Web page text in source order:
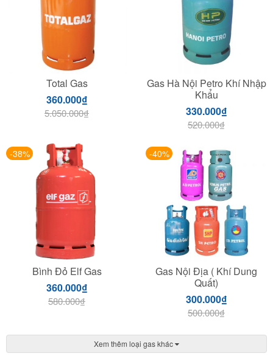
Total Gas
5.050.000₫
360.000₫
Gas Hà Nội Petro Khí Nhập
Khẩu
520.000₫
330.000₫
-38%
Bình Đỏ Elf Gas
580.000₫
360.000₫
-40%
Gas Nội Địa ( Khí Dung
Quất)
500.000₫
300.000₫
Xem thêm loại gas khác